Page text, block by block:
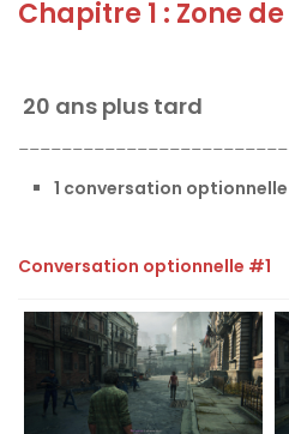
Chapitre 1 : Zone
20 ans plus tard
1 conversation optionnelle
Conversation optionnelle #1